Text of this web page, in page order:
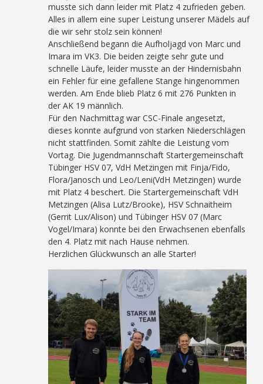
musste sich dann leider mit Platz 4 zufrieden geben.
Alles in allem eine super Leistung unserer Mädels auf
die wir sehr stolz sein können!
Anschließend begann die Aufholjagd von Marc und
Imara im VK3. Die beiden zeigte sehr gute und
schnelle Läufe, leider musste an der Hindernisbahn
ein Fehler für eine gefallene Stange hingenommen
werden. Am Ende blieb Platz 6 mit 276 Punkten in
der AK 19 männlich.
Für den Nachmittag war CSC-Finale angesetzt,
dieses konnte aufgrund von starken Niederschlägen
nicht stattfinden. Somit zählte die Leistung vom
Vortag. Die Jugendmannschaft Startergemeinschaft
Tübinger HSV 07, VdH Metzingen mit Finja/Fido,
Flora/Janosch und Leo/Leni(VdH Metzingen) wurde
mit Platz 4 beschert. Die Startergemeinschaft VdH
Metzingen (Alisa Lutz/Brooke), HSV Schnaitheim
(Gerrit Lux/Alison) und Tübinger HSV 07 (Marc
Vogel/Imara) konnte bei den Erwachsenen ebenfalls
den 4. Platz mit nach Hause nehmen.
Herzlichen Glückwunsch an alle Starter!